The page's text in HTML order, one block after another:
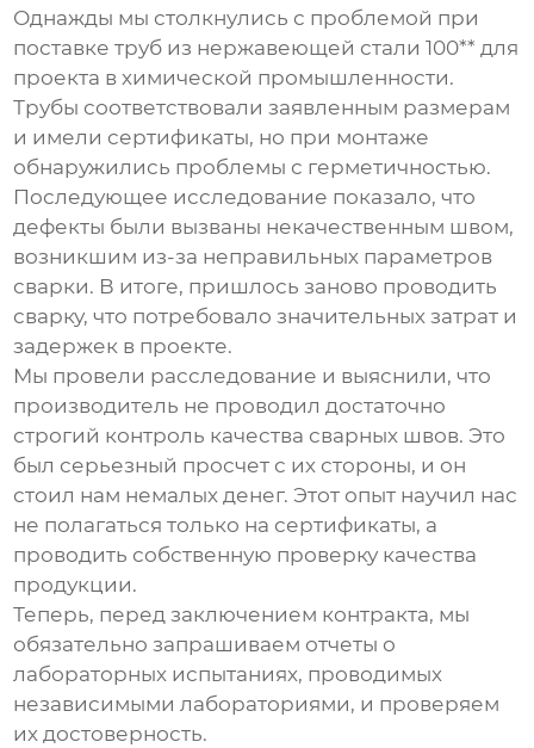
Однажды мы столкнулись с проблемой при
поставкетруб из нержавеющей стали 100** для
проекта в химической промышленности.
Трубы соответствовали заявленным размерам
и имели сертификаты, но при монтаже
обнаружились проблемы с герметичностью.
Последующее исследование показало, что
дефекты были вызваны некачественным швом,
возникшим из-за неправильных параметров
сварки. В итоге, пришлось заново проводить
сварку, что потребовало значительных затрат и
задержек в проекте.
Мы провели расследование и выяснили, что
производитель не проводил достаточно
строгий контроль качества сварных швов. Это
был серьезный просчет с их стороны, и он
стоил нам немалых денег. Этот опыт научил нас
не полагаться только на сертификаты, а
проводить собственную проверку качества
продукции.
Теперь, перед заключением контракта, мы
обязательно запрашиваем отчеты о
лабораторных испытаниях, проводимых
независимыми лабораториями, и проверяем
их достоверность.